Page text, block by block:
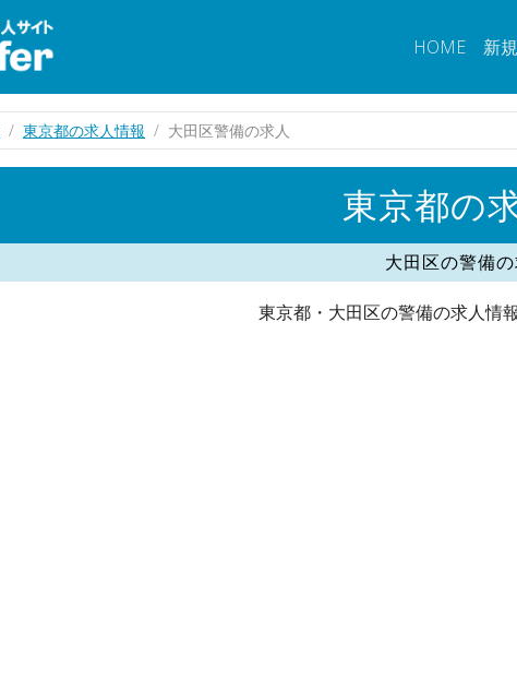
HOME 新
東京都の求人情報 大田区警備の求人
東京都の
大田区の警備
東京都・大田区の警備の求人情